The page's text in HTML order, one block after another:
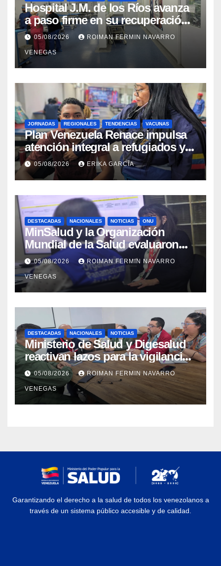
Hospital J.M. de los Ríos avanza
a paso firme en su recuperación
tras los recientes eventos
sísmicos
05/08/2026 ROIMAN FERMIN NAVARRO
VENEGAS
JORNADAS REGIONALES TENDENCIAS VACUNAS
​Plan Venezuela Renace impulsa
atención integral a refugiados y
evaluación de vacunación en
Aragua
05/08/2026 ERIKA GARCÍA
DESTACADAS NACIONALES NOTICIAS ONU
MinSalud y la Organización
Mundial de la Salud evaluaron
propuesta técnica integral en
materia de agua saneamiento e
higiene ante contingencia
sísmica
05/08/2026 ROIMAN FERMIN NAVARRO
VENEGAS
DESTACADAS NACIONALES NOTICIAS
Ministerio de Salud y Digesalud
reactivan lazos para la vigilancia
epidemiológica y el control de
enfermedades
05/08/2026 ROIMAN FERMIN NAVARRO
VENEGAS
Garantizando el derecho a la salud de todos los venezolanos a
través de un sistema público accesible y de calidad.